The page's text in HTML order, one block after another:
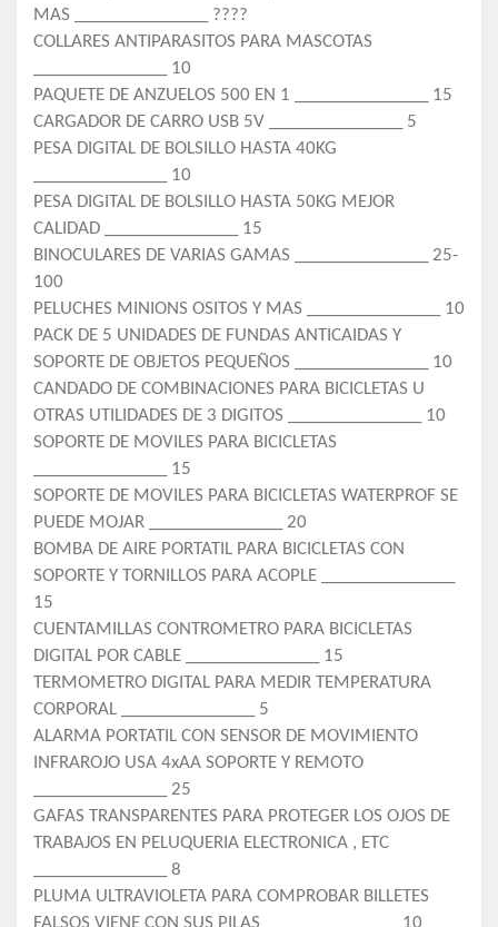
MAS _______________ ????
COLLARES ANTIPARASITOS PARA MASCOTAS
_______________ 10
PAQUETE DE ANZUELOS 500 EN 1 _______________ 15
CARGADOR DE CARRO USB 5V _______________ 5
PESA DIGITAL DE BOLSILLO HASTA 40KG
_______________ 10
PESA DIGITAL DE BOLSILLO HASTA 50KG MEJOR
CALIDAD _______________ 15
BINOCULARES DE VARIAS GAMAS _______________ 25-
100
PELUCHES MINIONS OSITOS Y MAS _______________ 10
PACK DE 5 UNIDADES DE FUNDAS ANTICAIDAS Y
SOPORTE DE OBJETOS PEQUEÑOS _______________ 10
CANDADO DE COMBINACIONES PARA BICICLETAS U
OTRAS UTILIDADES DE 3 DIGITOS _______________ 10
SOPORTE DE MOVILES PARA BICICLETAS
_______________ 15
SOPORTE DE MOVILES PARA BICICLETAS WATERPROF SE
PUEDE MOJAR _______________ 20
BOMBA DE AIRE PORTATIL PARA BICICLETAS CON
SOPORTE Y TORNILLOS PARA ACOPLE _______________
15
CUENTAMILLAS CONTROMETRO PARA BICICLETAS
DIGITAL POR CABLE _______________ 15
TERMOMETRO DIGITAL PARA MEDIR TEMPERATURA
CORPORAL _______________ 5
ALARMA PORTATIL CON SENSOR DE MOVIMIENTO
INFRAROJO USA 4xAA SOPORTE Y REMOTO
_______________ 25
GAFAS TRANSPARENTES PARA PROTEGER LOS OJOS DE
TRABAJOS EN PELUQUERIA ELECTRONICA , ETC
_______________ 8
PLUMA ULTRAVIOLETA PARA COMPROBAR BILLETES